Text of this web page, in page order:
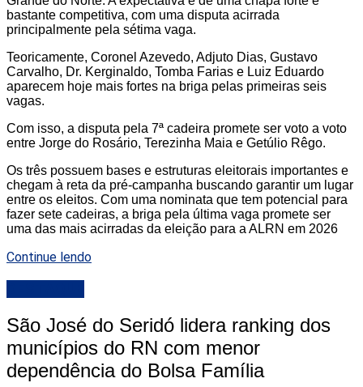
bastante competitiva, com uma disputa acirrada
principalmente pela sétima vaga.
Teoricamente, Coronel Azevedo, Adjuto Dias, Gustavo
Carvalho, Dr. Kerginaldo, Tomba Farias e Luiz Eduardo
aparecem hoje mais fortes na briga pelas primeiras seis
vagas.
Com isso, a disputa pela 7ª cadeira promete ser voto a voto
entre Jorge do Rosário, Terezinha Maia e Getúlio Rêgo.
Os três possuem bases e estruturas eleitorais importantes e
chegam à reta da pré-campanha buscando garantir um lugar
entre os eleitos. Com uma nominata que tem potencial para
fazer sete cadeiras, a briga pela última vaga promete ser
uma das mais acirradas da eleição para a ALRN em 2026
Continue lendo
São José do Seridó lidera ranking dos
municípios do RN com menor
dependência do Bolsa Família